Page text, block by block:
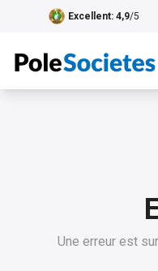
Excellent: 4,9/5
Une erreur est